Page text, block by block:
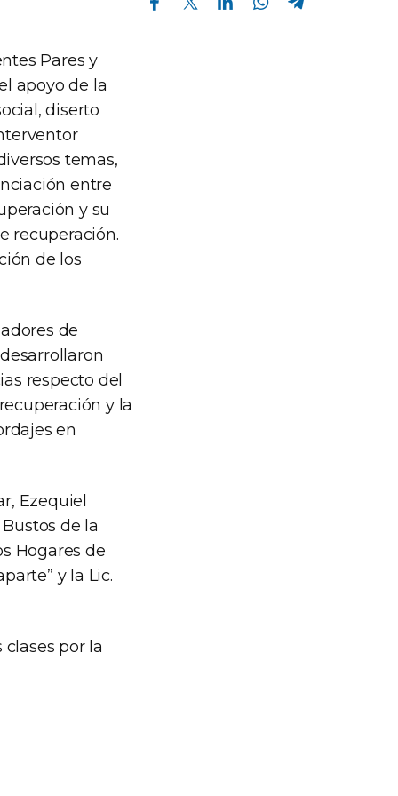
Pares y
apoyo de la
diserto
temas,
entre
y su
recuperación.
de los
de
respecto del
y la
en
Ezequiel
de la
Hogares de
y la Lic.
por la